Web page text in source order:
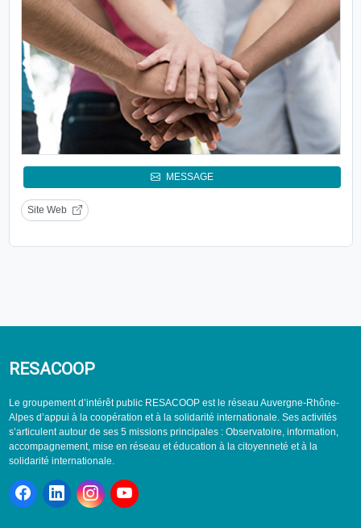
MESSAGE
Site Web
RESACOOP
Le groupement d’intérêt public RESACOOP est le réseau Auvergne-Rhône-
Alpes d’appui à la coopération et à la solidarité internationale. Ses activités
s’articulent autour de ses 5 missions principales : Observatoire, information,
accompagnement, mise en réseau et éducation à la citoyenneté et à la
solidarité internationale.